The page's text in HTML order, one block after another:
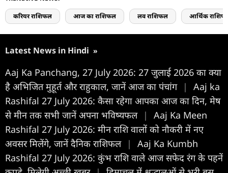
करियर राशिफल आज का राशिफल लव राशिफल आर्थिक
Latest News in Hindi »
Aaj Ka Panchang, 27 July 2026: 27 जुलाई 2026 का क्या
है अभिजित मुहूर्त और राहुकाल, जानें आज का पंचांग |
Aaj ka
Rashifal 27 July 2026: कैसा रहेगा आपका आज का द‍िन, मेष
से मीन तक सभी जानें अपना भविष्यफल |
Aaj Ka Meen
Rashifal 27 July 2026: मीन राशि वालों को नौकरी में नए
अवसर मिलेंगे, जानें दैनिक राशिफल |
Aaj Ka Kumbh
Rashifal 27 July 2026: कुंभ राशि वाले आज सफेद रंग के पहनें